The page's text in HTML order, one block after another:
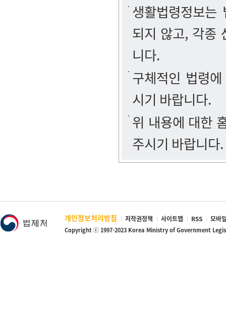
생활법령정보
되지 않고, 각종
니다.
구체적인 법령
시기 바랍니다.
위 내용에 대한
주시기 바랍니다.
개인정보처리방침 저작권정책 사이트맵 RSS 모바
Copyright ⓒ 1997-2023 Korea Ministry of Government